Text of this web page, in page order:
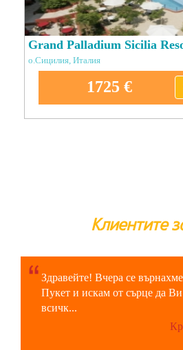
Grand Palladium Sicilia
о.Сицилия, Италия
1725 €
Клиентите
Здравейте! Вчера се
Пукет и искам от сърце да Ви
всичк...